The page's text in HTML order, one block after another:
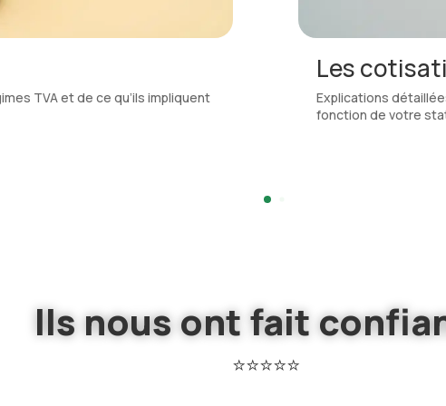
des cotisations sociales en
Les frais
Les frais
réels ou forfaitaires
Ils nous ont fait
⭐⭐⭐⭐⭐